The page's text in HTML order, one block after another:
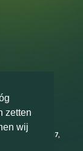
zetten
wij
2016, 2017,
en 2025